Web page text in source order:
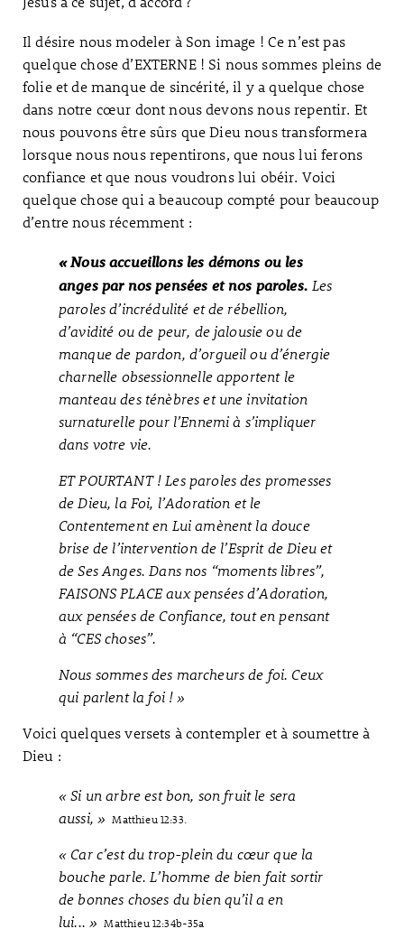
Il désire nous modeler à Son image ! Ce n’est pas
quelque chose d’EXTERNE ! Si nous sommes pleins de
folie et de manque de sincérité, il y a quelque chose
dans notre cœur dont nous devons nous repentir. Et
nous pouvons être sûrs que Dieu nous transformera
lorsque nous nous repentirons, que nous lui ferons
confiance et que nous voudrons lui obéir. Voici
quelque chose qui a beaucoup compté pour beaucoup
d’entre nous récemment :
« Nous accueillons les démons ou les
anges par nos pensées et nos paroles. Les
paroles d’incrédulité et de rébellion,
d’avidité ou de peur, de jalousie ou de
manque de pardon, d’orgueil ou d’énergie
charnelle obsessionnelle apportent le
manteau des ténèbres et une invitation
surnaturelle pour l’Ennemi à s’impliquer
dans votre vie.
ET POURTANT ! Les paroles des promesses
de Dieu, la Foi, l’Adoration et le
Contentement en Lui amènent la douce
brise de l’intervention de l’Esprit de Dieu et
de Ses Anges. Dans nos “moments libres”,
FAISONS PLACE aux pensées d’Adoration,
aux pensées de Confiance, tout en pensant
à “CES choses”.
Nous sommes des marcheurs de foi. Ceux
qui parlent la foi ! »
Voici quelques versets à contempler et à soumettre à
Dieu :
« Si un arbre est bon, son fruit le sera
aussi, » Matthieu 12:33.
« Car c’est du trop-plein du cœur que la
bouche parle. L’homme de bien fait sortir
de bonnes choses du bien qu’il a en
lui... » Matthieu 12:34b-35a